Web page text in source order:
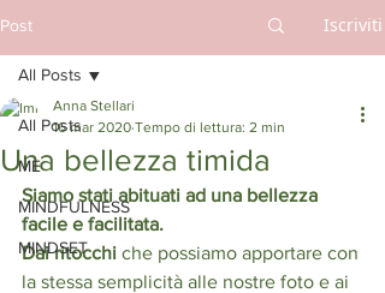
Post Iscriviti
All Posts
ME
MINDFULNESS
MINDSET
All Posts
Una bellezza timida
Anna Stellari
16 mar 2020 Tempo di lettura: 2 min
Siamo stati abituati ad una bellezza
facile e facilitata.
Dai ritocchi che possiamo apportare con
la stessa semplicità alle nostre foto e ai